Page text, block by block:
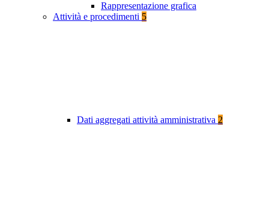
Rappresentazione grafica
Attività e procedimenti 5
Dati aggregati attività amministrativa 2